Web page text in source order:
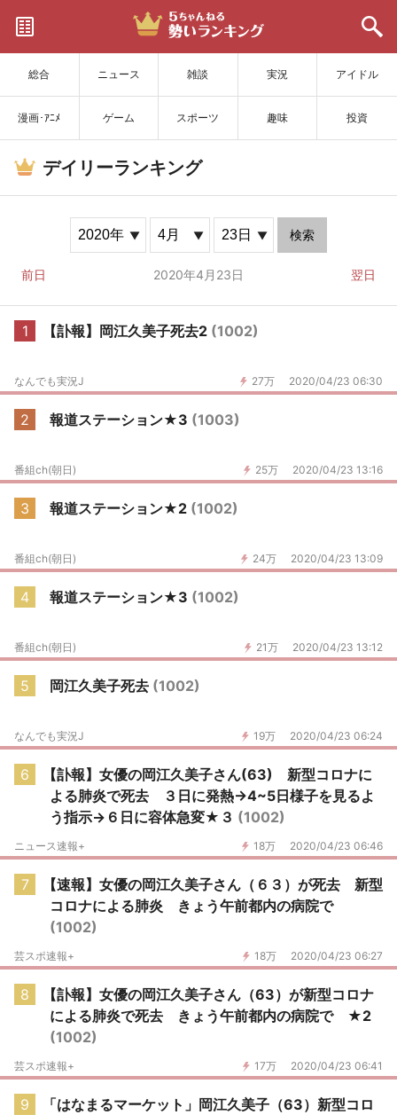
総合 ニュース 雑談 実況 アイドル
漫画･ｱﾆﾒ ゲーム スポーツ 趣味 投資
サイトを更新
デイリーランキング
検索
前日 2020年4月23日 翌日
1 【訃報】岡江久美子死去2 (1002)
27万 2020/04/23 06:30
なんでも実況J
2 報道ステーション★3 (1003)
25万 2020/04/23 13:16
番組ch(朝日)
3 報道ステーション★2 (1002)
24万 2020/04/23 13:09
番組ch(朝日)
4 報道ステーション★3 (1002)
21万 2020/04/23 13:12
番組ch(朝日)
5 岡江久美子死去 (1002)
19万 2020/04/23 06:24
なんでも実況J
6
【訃報】女優の岡江久美子さん(63) 新型コロナに
よる肺炎で死去 ３日に発熱→4~5日様子を見るよ
う指示→６日に容体急変★３ (1002)
18万 2020/04/23 06:46
ニュース速報+
7
【速報】女優の岡江久美子さん（６３）が死去 新型
コロナによる肺炎 きょう午前都内の病院で
(1002)
18万 2020/04/23 06:27
芸スポ速報+
8
【訃報】女優の岡江久美子さん（63）が新型コロナ
による肺炎で死去 きょう午前都内の病院で ★2
(1002)
17万 2020/04/23 06:41
芸スポ速報+
9
「はなまるマーケット」岡江久美子（63）新型コロ